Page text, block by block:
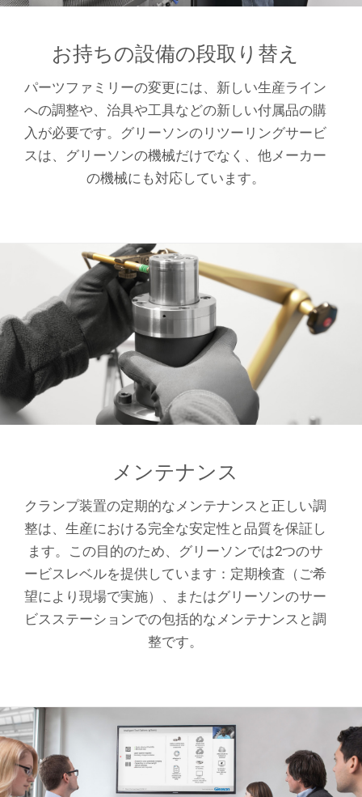
お持ちの設備の段取り替え
パーツファミリーの変更には、新しい生産ライン
への調整や、治具や工具などの新しい付属品の購
入が必要です。グリーソンのリツーリングサービ
スは、グリーソンの機械だけでなく、他メーカー
の機械にも対応しています。
メンテナンス
クランプ装置の定期的なメンテナンスと正しい調
整は、生産における完全な安定性と品質を保証し
ます。この目的のため、グリーソンでは2つのサ
ービスレベルを提供しています：定期検査（ご希
望により現場で実施）、またはグリーソンのサー
ビスステーションでの包括的なメンテナンスと調
整です。